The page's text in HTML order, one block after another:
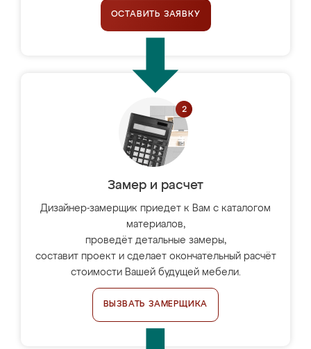
ОСТАВИТЬ ЗАЯВКУ
Замер и расчет
Дизайнер-замерщик приедет к Вам с каталогом
материалов,
проведёт детальные замеры,
составит проект и сделает окончательный расчёт
стоимости Вашей будущей мебели.
ВЫЗВАТЬ ЗАМЕРЩИКА